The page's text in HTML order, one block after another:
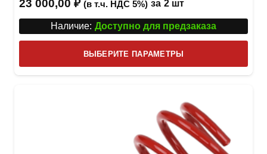
23 000,00 ₽ (в т.ч. НДС 5%) за 2 шт
Наличие: Доступно для предзаказа
ВЫБЕРИТЕ ПАРАМЕТРЫ
товар